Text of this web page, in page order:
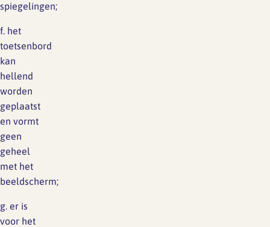
spiegelingen;
f. het
toetsenbord
kan
hellend
worden
geplaatst
en vormt
geen
geheel
met het
beeldscherm;
g. er is
voor het